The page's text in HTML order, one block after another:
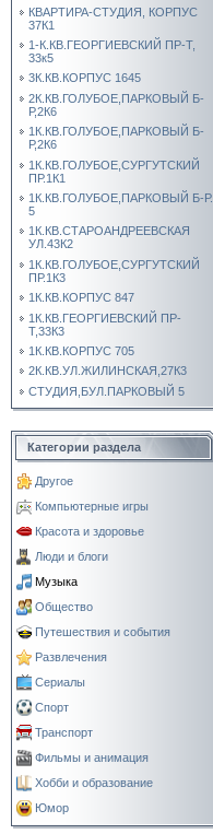
КВАРТИРА-СТУДИЯ, КОРПУС
37К1
1-К.КВ.ГЕОРГИЕВСКИЙ ПР-Т,
33к5
3К.КВ.КОРПУС 1645
2К.КВ.ГОЛУБОЕ,ПАРКОВЫЙ Б-
Р,2К6
1К.КВ.ГОЛУБОЕ,ПАРКОВЫЙ Б-
Р,2К6
1К.КВ.ГОЛУБОЕ,СУРГУТСКИЙ
ПР.1К1
1К.КВ.ГОЛУБОЕ,ПАРКОВЫЙ Б-Р.
5
1К.КВ.СТАРОАНДРЕЕВСКАЯ
УЛ.43К2
1К.КВ.ГОЛУБОЕ,СУРГУТСКИЙ
ПР.1К3
1К.КВ.КОРПУС 847
1К.КВ.ГЕОРГИЕВСКИЙ ПР-
Т,33К3
1К.КВ.КОРПУС 705
2К.КВ.УЛ.ЖИЛИНСКАЯ,27К3
СТУДИЯ,БУЛ.ПАРКОВЫЙ 5
Категории раздела
Другое
Компьютерные игры
Красота и здоровье
Люди и блоги
Музыка
Общество
Путешествия и события
Развлечения
Сериалы
Спорт
Транспорт
Фильмы и анимация
Хобби и образование
Юмор